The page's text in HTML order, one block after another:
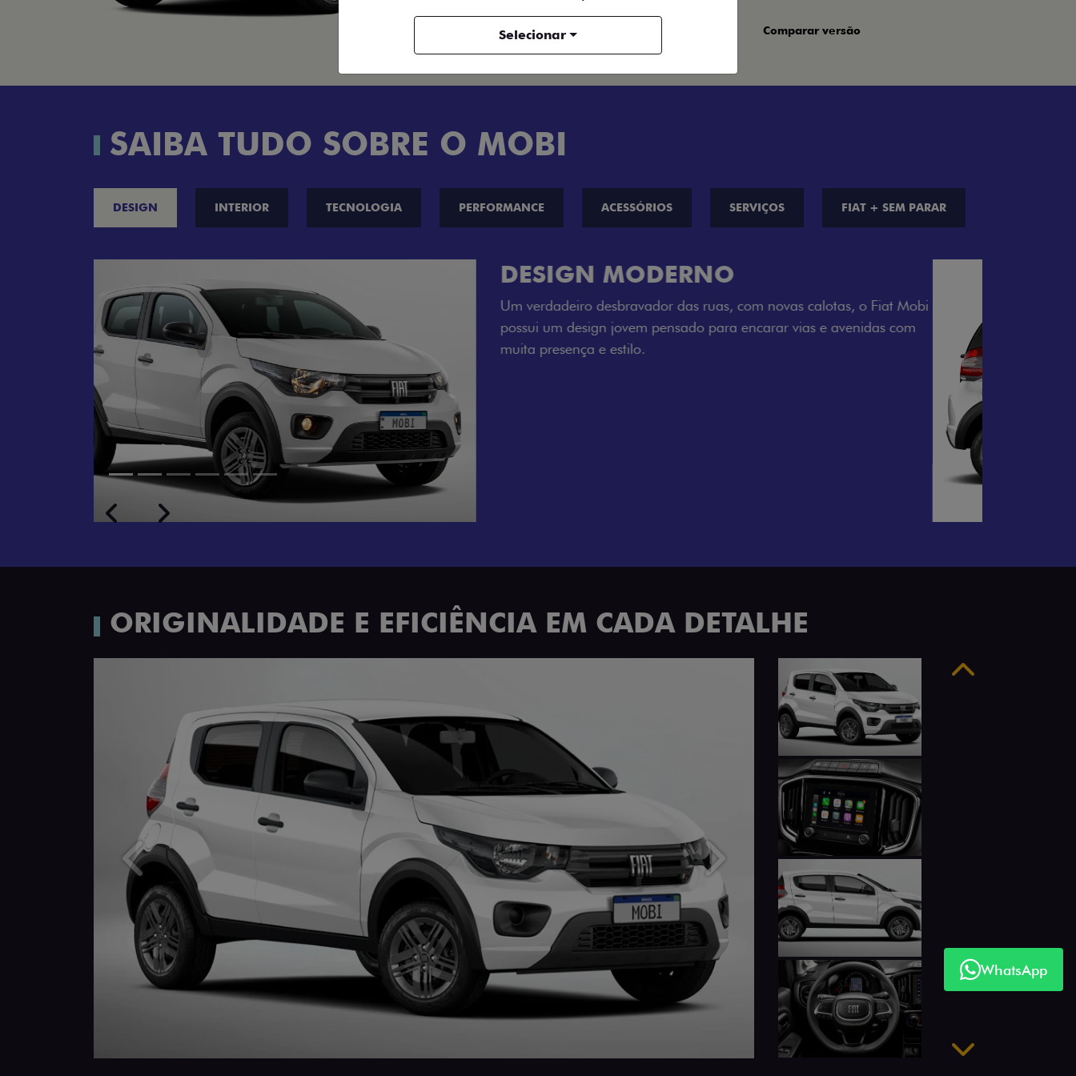
ENTRAR EM CONTATO Comparar versão
SAIBA TUDO SOBRE O MOBI
DESIGN INTERIOR TECNOLOGIA PERFORMANCE ACESSÓRIOS SERVIÇOS FIAT + SEM PARAR
CINCO OPÇÕES DE CORES
O Fiat Mobi tem sempre uma opção de cor que é a sua cara. Escolha
entre o Preto Vulcano, Vermelho Montecarlo, Branco Banchisa, Prata
Bari e Cinza Silverstone.
Próximo
Rodas de liga leve
PreviousNext
ORIGINALIDADE E EFICIÊNCIA EM CADA DETALHE
Anterior Próximo
Anterior
WhatsApp
Selecionar